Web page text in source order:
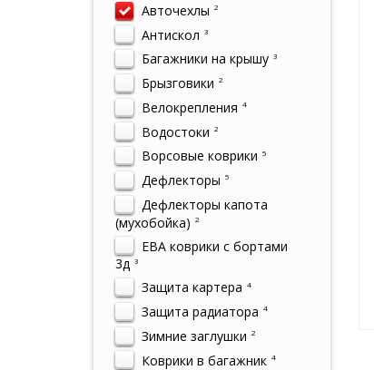
Авточехлы 2
Антискол 3
Багажники на крышу 3
Брызговики 2
Велокрепления 4
Водостоки 2
Ворсовые коврики 5
Дефлекторы 5
Дефлекторы капота
(мухобойка) 2
ЕВА коврики с бортами
3д 3
Защита картера 4
Защита радиатора 4
Зимние заглушки 2
Коврики в багажник 4